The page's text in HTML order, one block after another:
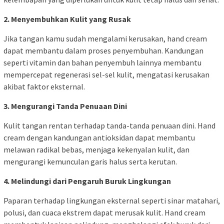
2. Menyembuhkan Kulit yang Rusak
Jika tangan kamu sudah mengalami kerusakan, hand cream
dapat membantu dalam proses penyembuhan. Kandungan
seperti vitamin dan bahan penyembuh lainnya membantu
mempercepat regenerasi sel-sel kulit, mengatasi kerusakan
akibat faktor eksternal.
3. Mengurangi Tanda Penuaan Dini
Kulit tangan rentan terhadap tanda-tanda penuaan dini. Hand
cream dengan kandungan antioksidan dapat membantu
melawan radikal bebas, menjaga kekenyalan kulit, dan
mengurangi kemunculan garis halus serta kerutan.
4. Melindungi dari Pengaruh Buruk Lingkungan
Paparan terhadap lingkungan eksternal seperti sinar matahari,
polusi, dan cuaca ekstrem dapat merusak kulit. Hand cream